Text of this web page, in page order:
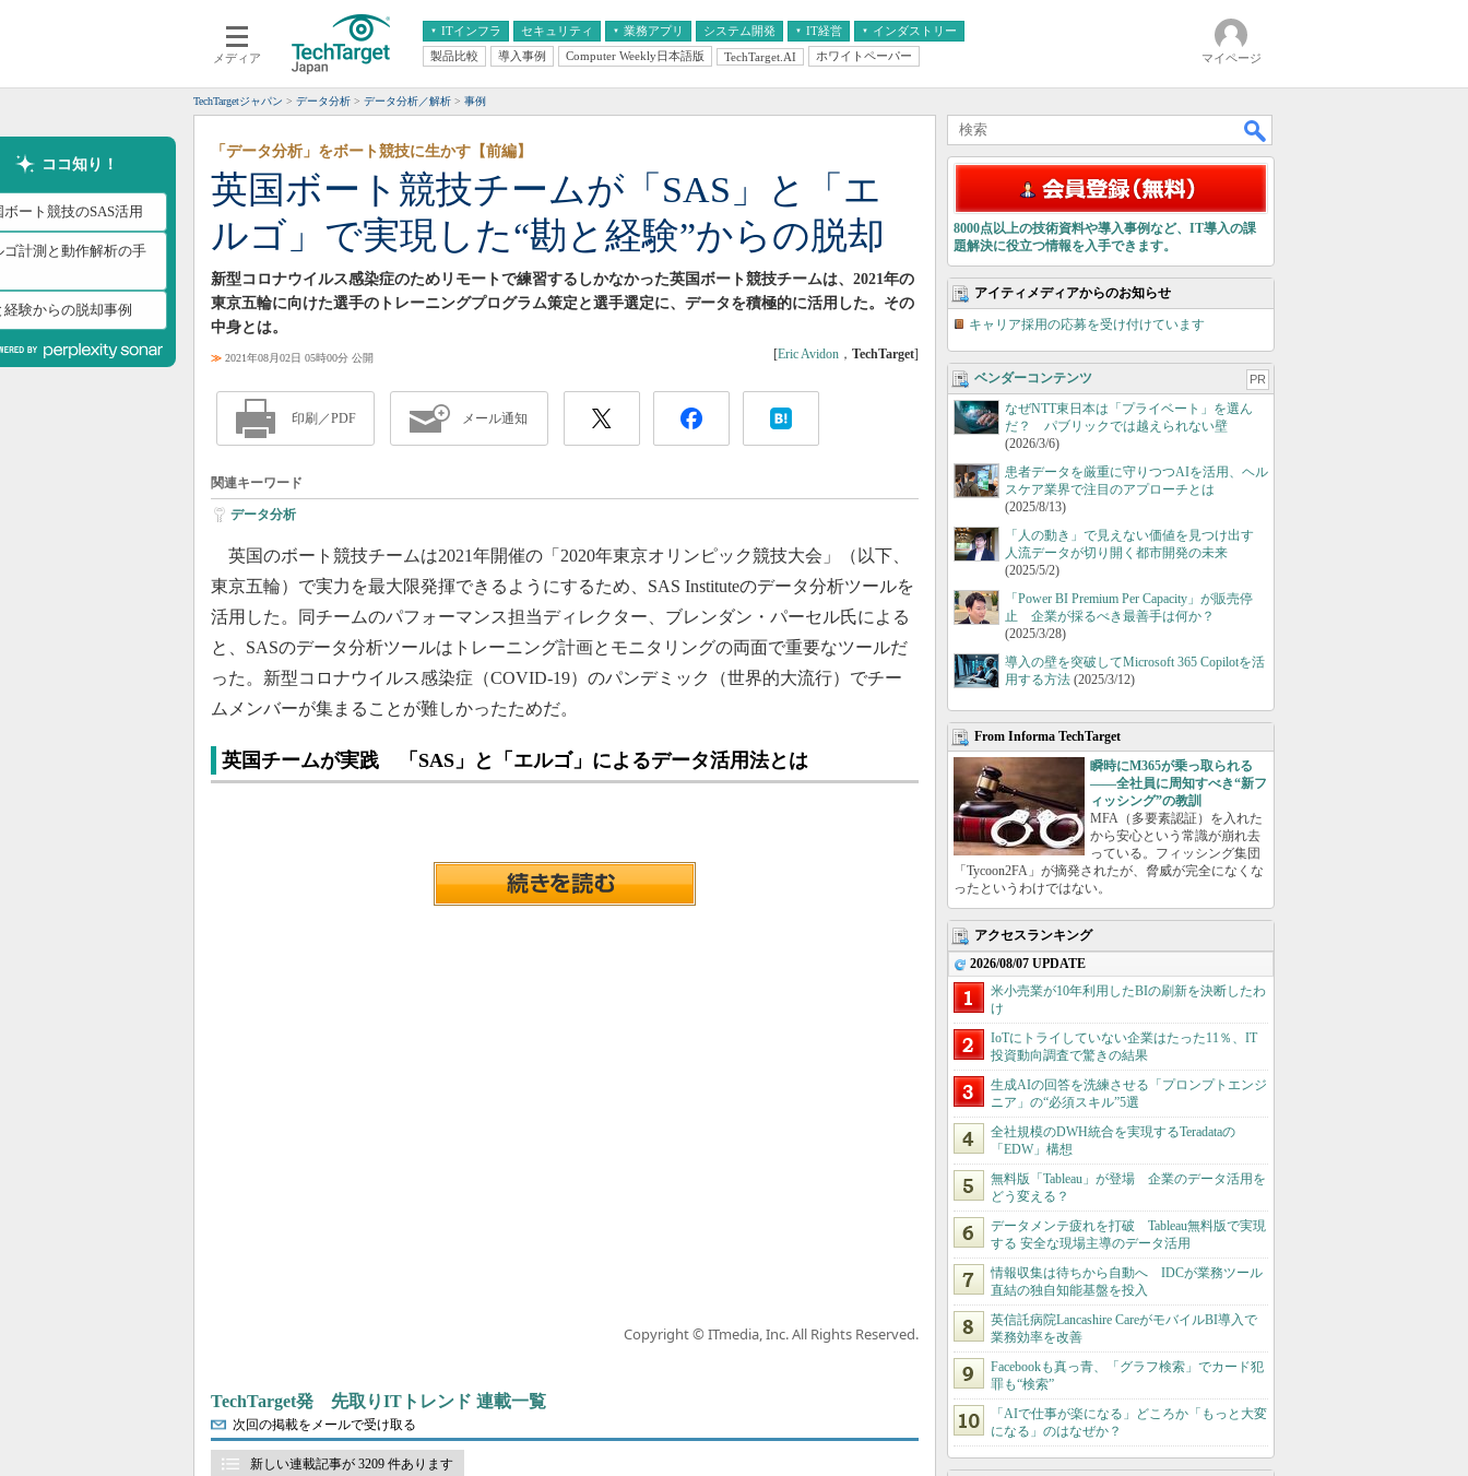
メディア
ITインフラ
クラウド
スマートモバイル
ネットワーク
システム運用管理
セキュリティ 業務アプリ
エンタープライズAI
ERP
CX
情報系システム
システム開発 IT経営
経営とIT
インダストリー
医療IT
製品比較 導入事例 Computer Weekly日本語版 TechTarget.AI ホワイトペーパー マイページ
TechTargetジャパン データ分析 データ分析／解析 事例
ココ知り！
ボート競技のSAS活用
ゴ計測と動作解析の手
経験からの脱却事例
英国ボート競技チームが「SAS」と「エ
ルゴ」で実現した“勘と経験”からの脱却
「データ分析」をボート競技に生かす【前編】
新型コロナウイルス感染症のためリモートで練習するしかなかった英国ボート競技チームは、2021年の
東京五輪に向けた選手のトレーニングプログラム策定と選手選定に、データを積極的に活用した。その
中身とは。
≫ 2021年08月02日 05時00分 公開 [Eric Avidon ， TechTarget]
印刷／PDF メール通知
関連キーワード
データ分析
英国のボート競技チームは2021年開催の「2020年東京オリンピック競技大会」（以下、
東京五輪）で実力を最大限発揮できるようにするため、SAS Instituteのデータ分析ツールを
活用した。同チームのパフォーマンス担当ディレクター、ブレンダン・パーセル氏による
と、SASのデータ分析ツールはトレーニング計画とモニタリングの両面で重要なツールだ
った。新型コロナウイルス感染症（COVID-19）のパンデミック（世界的大流行）でチー
ムメンバーが集まることが難しかったためだ。
英国チームが実践 「SAS」と「エルゴ」によるデータ活用法とは
Copyright © ITmedia, Inc. All Rights Reserved.
TechTarget発 先取りITトレンド 連載一覧
次回の掲載をメールで受け取る
新しい連載記事が 3209 件あります
8000点以上の技術資料や導入事例など、IT導入の課
題解決に役立つ情報を入手できます。
アイティメディアからのお知らせ
キャリア採用の応募を受け付けています
ベンダーコンテンツ PR
なぜNTT東日本は「プライベート」を選ん
だ？ パブリックでは越えられない壁
(2026/3/6)
患者データを厳重に守りつつAIを活用、ヘル
スケア業界で注目のアプローチとは
(2025/8/13)
「人の動き」で見えない価値を見つけ出す
人流データが切り開く都市開発の未来
(2025/5/2)
「Power BI Premium Per Capacity」が販売停
止 企業が採るべき最善手は何か？
(2025/3/28)
導入の壁を突破してMicrosoft 365 Copilotを活
用する方法 (2025/3/12)
From Informa TechTarget
瞬時にM365が乗っ取られる
――全社員に周知すべき“新フ
ィッシング”の教訓
MFA（多要素認証）を入れた
から安心という常識が崩れ去
っている。フィッシング集団
「Tycoon2FA」が摘発されたが、脅威が完全になくな
ったというわけではない。
アクセスランキング
2026/08/07 UPDATE
米小売業が10年利用したBIの刷新を決断したわ
け
IoTにトライしていない企業はたった11％、IT
投資動向調査で驚きの結果
生成AIの回答を洗練させる「プロンプトエンジ
ニア」の“必須スキル”5選
全社規模のDWH統合を実現するTeradataの
「EDW」構想
無料版「Tableau」が登場 企業のデータ活用を
どう変える？
データメンテ疲れを打破 Tableau無料版で実現
する 安全な現場主導のデータ活用
情報収集は待ちから自動へ IDCが業務ツール
直結の独自知能基盤を投入
英信託病院Lancashire CareがモバイルBI導入で
業務効率を改善
Facebookも真っ青、「グラフ検索」でカード犯
罪も“検索”
「AIで仕事が楽になる」どころか「もっと大変
になる」のはなぜか？